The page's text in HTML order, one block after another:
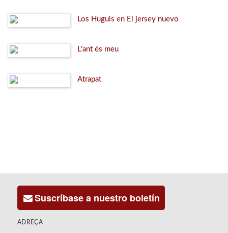
Los Huguis en El jersey nuevo
L'ant és meu
Atrapat
Suscríbase a nuestro boletín
ADREÇA